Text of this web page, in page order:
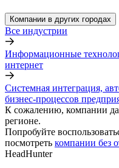
Компании в других городах
Все индустрии
Информационные
интернет
Системная интеграция,
бизнес-процессов
К сожалению, компании
регионе.
Попробуйте
посмотреть компании без
HeadHunter